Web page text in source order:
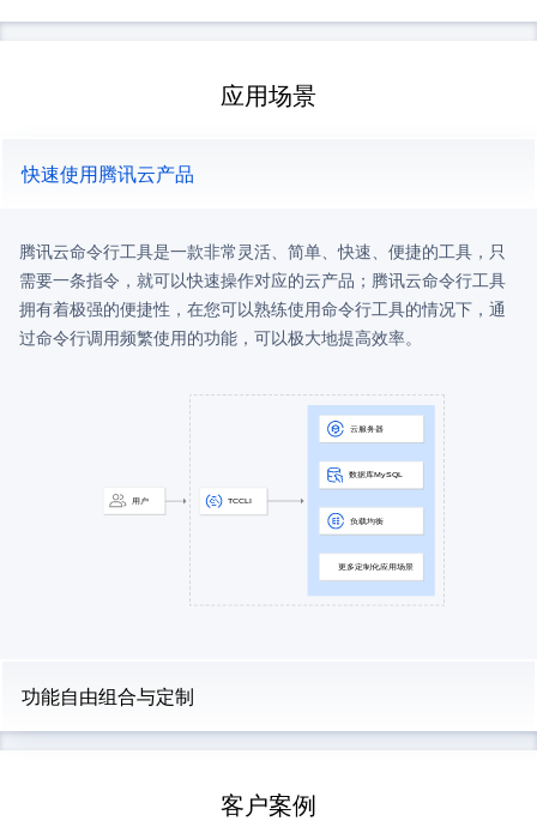
应用场景
快速使用腾讯云产品
腾讯云命令行工具是一款非常灵活、简单、快速、便捷的工具，只
需要一条指令，就可以快速操作对应的云产品；腾讯云命令行工具
拥有着极强的便捷性，在您可以熟练使用命令行工具的情况下，通
过命令行调用频繁使用的功能，可以极大地提高效率。
功能自由组合与定制
客户案例